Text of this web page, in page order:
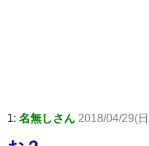
1: 名無しさん 2018/04/29(